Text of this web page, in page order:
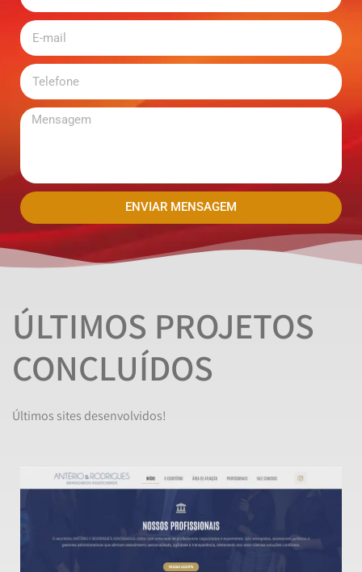
ENVIAR MENSAGEM
ÚLTIMOS PROJETOS
CONCLUÍDOS
Últimos sites desenvolvidos!
Veja o Site